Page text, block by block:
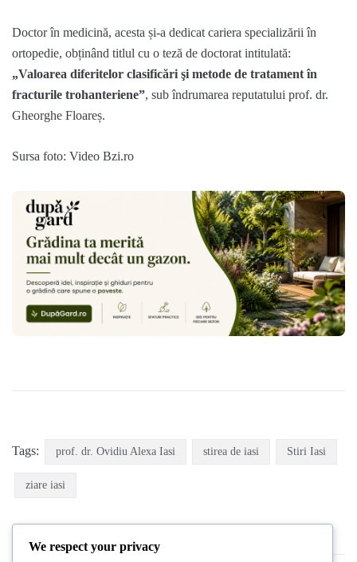
Doctor în medicină, acesta și-a dedicat cariera specializării în
ortopedie, obținând titlul cu o teză de doctorat intitulată:
„Valoarea diferitelor clasificări şi metode de tratament în
fracturile trohanteriene”, sub îndrumarea reputatului prof. dr.
Gheorghe Floareș.
Sursa foto: Video Bzi.ro
Tags: prof. dr. Ovidiu Alexa Iasi stirea de iasi Stiri Iasi
ziare iasi
We respect your privacy